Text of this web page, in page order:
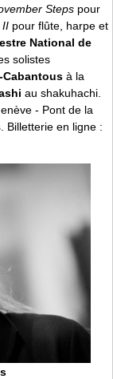
Steps pour
II pour flûte, harpe et
National de
solistes
Cabantous à la
au shakuhachi.
- Pont de la
Billetterie en ligne :